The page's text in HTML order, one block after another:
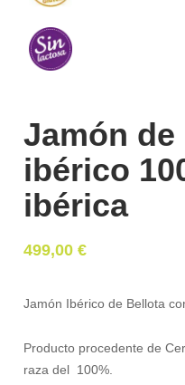
Jamón
ibérico
ibérica
499,00€
Jamón Ibérico de Bellota
Producto procedente de
raza del 100%.